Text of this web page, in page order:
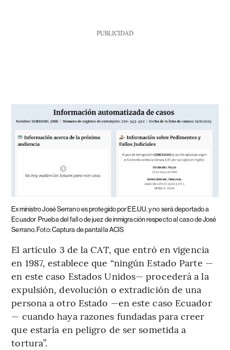
PUBLICIDAD
Exministro José Serrano es protegido por EE.UU. y no será deportado a
Ecuador Prueba del fallo de juez de inmigración respecto al caso de José
Serrano. Foto: Captura de pantalla ACIS
El artículo 3 de la CAT, que entró en vigencia
en 1987, establece que “ningún Estado Parte —
en este caso Estados Unidos— procederá a la
expulsión, devolución o extradición de una
persona a otro Estado —en este caso Ecuador
— cuando haya razones fundadas para creer
que estaría en peligro de ser sometida a
tortura”.